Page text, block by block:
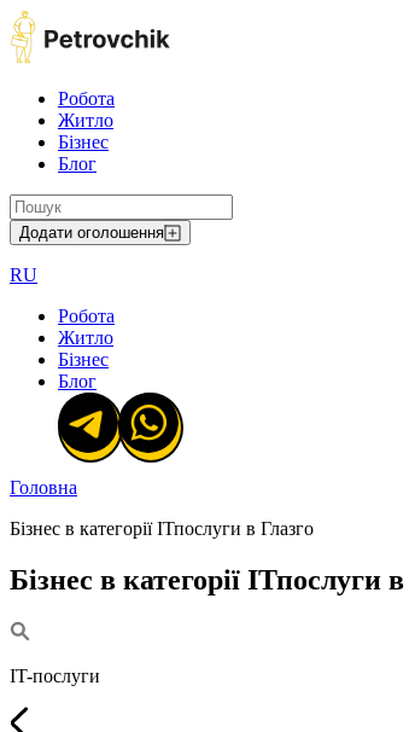
Робота
Житло
Бізнес
Блог
Додати оголошення
RU
Робота
Житло
Бізнес
Блог
Головна
Бізнес в категорії ІТпослуги в Глазго
Бізнес в категорії ІТпослуги
IT-послуги